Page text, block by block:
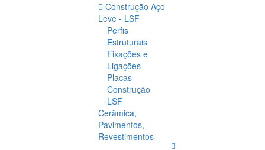
Construção Aço
Leve - LSF
Perfis
Estruturais
Fixações e
Ligações
Placas
Construção
LSF
Cerâmica,
Pavimentos,
Revestimentos